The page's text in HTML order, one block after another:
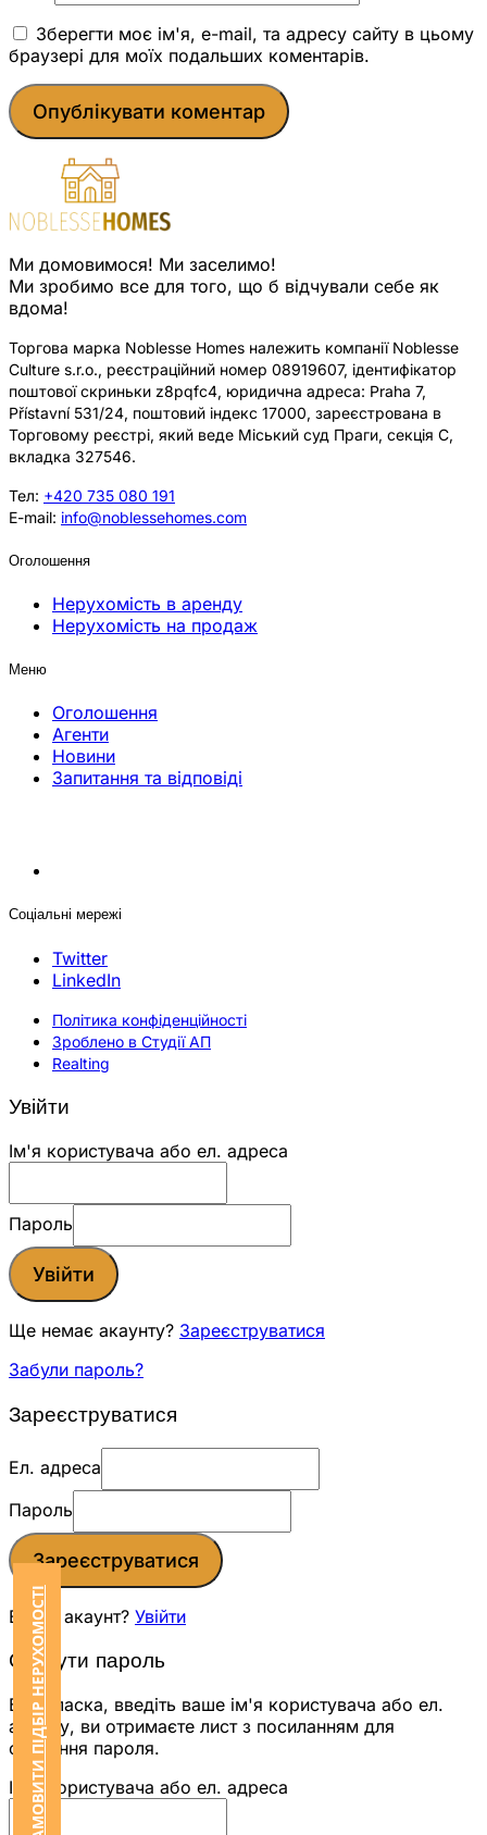
Зберегти моє ім'я, e-mail, та адресу сайту в цьому
браузері для моїх подальших коментарів.
Ми домовимося! Ми заселимо!
Ми зробимо все для того, що б відчували себе як
вдома!
Торгова марка Noblesse Homes належить компанії Noblesse
Culture s.r.o., реєстраційний номер 08919607, ідентифікатор
поштової скриньки z8pqfc4, юридична адреса: Praha 7,
Přístavní 531/24, поштовий індекс 17000, зареєстрована в
Торговому реєстрі, який веде Міський суд Праги, секція C,
вкладка 327546.
Тел: +420 735 080 191
E-mail: info@noblessehomes.com
Оголошення
Нерухомість в аренду
Нерухомість на продаж
Меню
Оголошення
Агенти
Новини
Запитання та відповіді
Соціальні мережі
Twitter
LinkedIn
Політика конфіденційності
Зроблено в Студії АП
Realting
ЗАМОВИТИ ПІДБІР НЕРУХОМОСТІ
Увійти
Ім'я користувача або ел. адреса
Пароль
Увійти
Ще немає акаунту? Зареєструватися
Забули пароль?
Зареєструватися
Ел. адреса
Пароль
Зареєструватися
Вже є акаунт? Увійти
Скинути пароль
Будь ласка, введіть ваше ім'я користувача або ел.
адресу, ви отримаєте лист з посиланням для
скидання пароля.
Ім'я користувача або ел. адреса